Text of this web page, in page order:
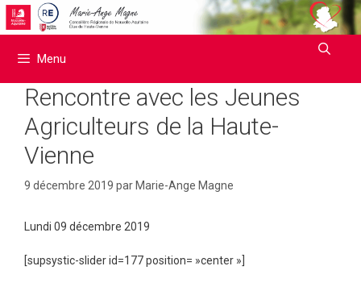
Aller
au
Menu
Rencontre avec les Jeunes
Agriculteurs de la Haute-
Vienne
9 décembre 2019 par Marie-Ange Magne
Lundi 09 décembre 2019
[supsystic-slider id=177 position= »center »]